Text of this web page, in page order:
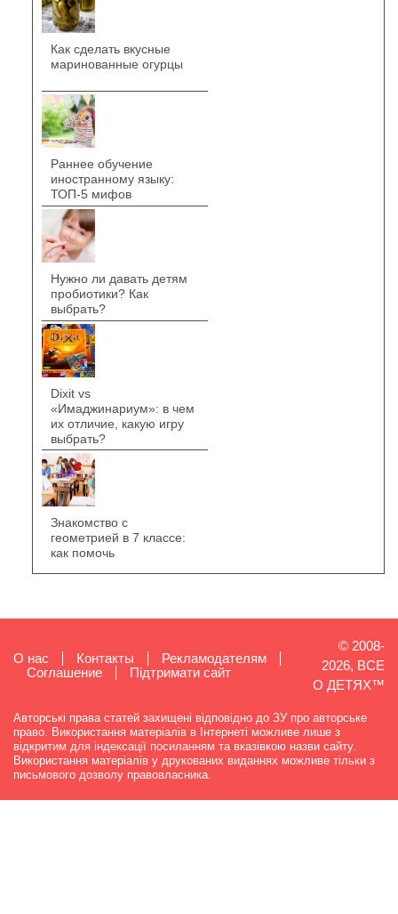
Как сделать вкусные
маринованные огурцы
Раннее обучение
иностранному языку:
ТОП-5 мифов
Нужно ли давать детям
пробиотики? Как
выбрать?
Dixit vs
«Имаджинариум»: в чем
их отличие, какую игру
выбрать?
Знакомство с
геометрией в 7 классе:
как помочь
О нас Контакты
Рекламодателям
Cоглашение
Підтримати сайт
© 2008-
2026, ВСЕ
О ДЕТЯХ™
Авторські права статей захищені відповідно до ЗУ про авторське
право. Використання матеріалів в Інтернеті можливе лише з
відкритим для індексації посиланням та вказівкою назви сайту.
Використання матеріалів у друкованих виданнях можливе тільки з
письмового дозволу правовласника.